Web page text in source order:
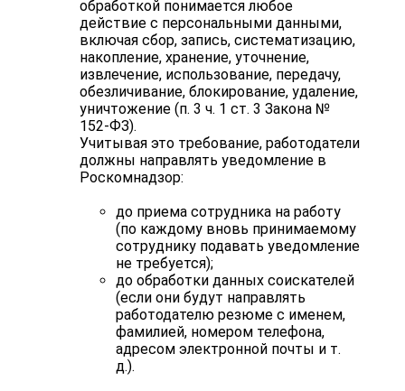
обработкой понимается любое
действие с персональными данными,
включая сбор, запись, систематизацию,
накопление, хранение, уточнение,
извлечение, использование, передачу,
обезличивание, блокирование, удаление,
уничтожение (п. 3 ч. 1 ст. 3 Закона №
152-ФЗ).
Учитывая это требование, работодатели
должны направлять уведомление в
Роскомнадзор:
до приема сотрудника на работу
(по каждому вновь принимаемому
сотруднику подавать уведомление
не требуется);
до обработки данных соискателей
(если они будут направлять
работодателю резюме с именем,
фамилией, номером телефона,
адресом электронной почты и т.
д.).